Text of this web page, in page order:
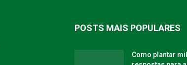
POSTS MAIS POPULARES
Como plantar